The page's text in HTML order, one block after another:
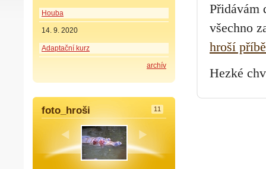
všechno
hroší
Hezké
Houba
14. 9. 2020
Adaptační kurz
archív
foto_hroši 11